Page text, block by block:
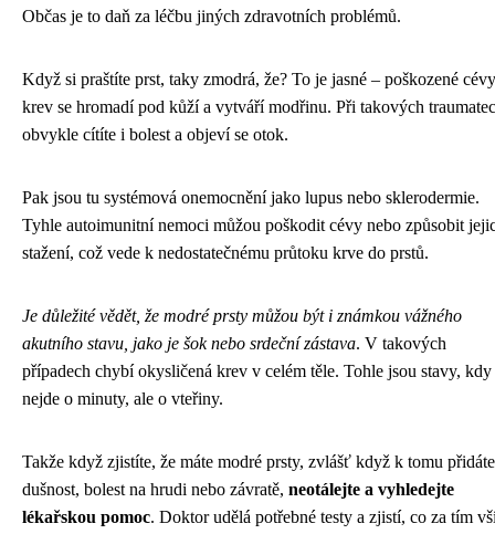
Občas je to daň za léčbu jiných zdravotních problémů.
Když si praštíte prst, taky zmodrá, že? To je jasné – poškozené
krev se hromadí pod kůží a vytváří modřinu. Při takových
obvykle cítíte i bolest a objeví se otok.
Pak jsou tu systémová onemocnění jako lupus nebo sklerodermie.
Tyhle autoimunitní nemoci můžou poškodit cévy nebo způsobit
stažení, což vede k nedostatečnému průtoku krve do prstů.
Je důležité vědět, že modré prsty můžou být i známkou vážného
akutního stavu, jako je šok nebo srdeční zástava. V takových
případech chybí okysličená krev v celém těle. Tohle jsou stavy, kdy
nejde o minuty, ale o vteřiny.
Takže když zjistíte, že máte modré prsty, zvlášť když k tomu přidáte
dušnost, bolest na hrudi nebo závratě, neotálejte a vyhledejte
lékařskou pomoc. Doktor udělá potřebné testy a zjistí, co za tím